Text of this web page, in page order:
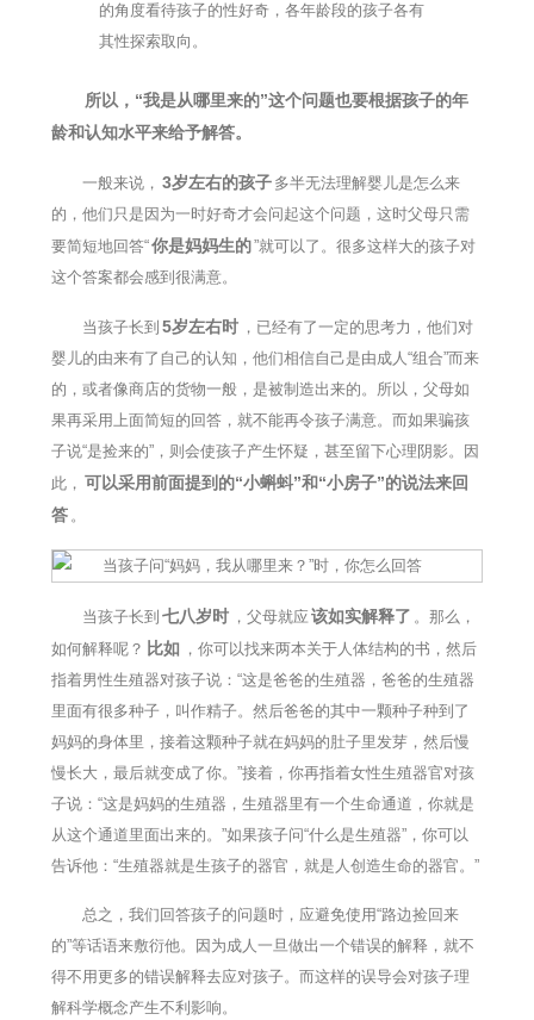
的角度看待孩子的性好奇，各年龄段的孩子各有
其性探索取向。
所以，“我是从哪里来的”这个问题也要根据孩子的年
龄和认知水平来给予解答。
一般来说， 3岁左右的孩子 多半无法理解婴儿是怎么来
的，他们只是因为一时好奇才会问起这个问题，这时父母只需
要简短地回答“你是妈妈生的”就可以了。很多这样大的孩子对
这个答案都会感到很满意。
当孩子长到 5岁左右时 ，已经有了一定的思考力，他们对
婴儿的由来有了自己的认知，他们相信自己是由成人“组合”而来
的，或者像商店的货物一般，是被制造出来的。所以，父母如
果再采用上面简短的回答，就不能再令孩子满意。而如果骗孩
子说“是捡来的”，则会使孩子产生怀疑，甚至留下心理阴影。因
此， 可以采用前面提到的“小蝌蚪”和“小房子”的说法来回
答 。
当孩子长到 七八岁时 ，父母就应 该如实解释了 。那么，
如何解释呢？ 比如 ，你可以找来两本关于人体结构的书，然后
指着男性生殖器对孩子说：“这是爸爸的生殖器，爸爸的生殖器
里面有很多种子，叫作精子。然后爸爸的其中一颗种子种到了
妈妈的身体里，接着这颗种子就在妈妈的肚子里发芽，然后慢
慢长大，最后就变成了你。”接着，你再指着女性生殖器官对孩
子说：“这是妈妈的生殖器，生殖器里有一个生命通道，你就是
从这个通道里面出来的。”如果孩子问“什么是生殖器”，你可以
告诉他：“生殖器就是生孩子的器官，就是人创造生命的器官。”
总之，我们回答孩子的问题时，应避免使用“路边捡回来
的”等话语来敷衍他。因为成人一旦做出一个错误的解释，就不
得不用更多的错误解释去应对孩子。而这样的误导会对孩子理
解科学概念产生不利影响。